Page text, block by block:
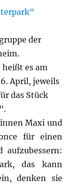
der
es am
April, jeweils
das Stück
Maxi und
für einen
aufzubessern:
das kann
denken sie